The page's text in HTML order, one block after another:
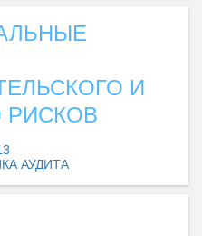
И
РИСКОВ
АУДИТА